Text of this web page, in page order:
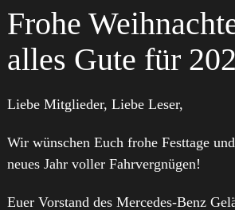
Frohe
alles Gute für
Liebe Mitglieder, Liebe Leser,
Wir wünschen Euch frohe Festtage
neues Jahr voller Fahrvergnügen!
Euer Vorstand des Mercedes-Benz